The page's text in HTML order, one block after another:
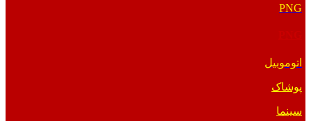
PNG
اتوموبیل
پوشاک
سینما